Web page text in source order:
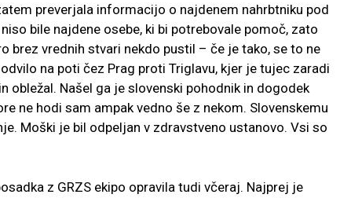
preverjala informacijo o najdenem nahrbtniku pod
bile najdene osebe, ki bi potrebovale pomoč, zato
brez vrednih stvari nekdo pustil – če je tako, se to ne
na poti čez Prag proti Triglavu, kjer je tujec zaradi
Našel ga je slovenski pohodnik in dogodek
ne hodi sam ampak vedno še z nekom. Slovenskemu
Moški je bil odpeljan v zdravstveno ustanovo. Vsi so
z GRZS ekipo opravila tudi včeraj. Najprej je